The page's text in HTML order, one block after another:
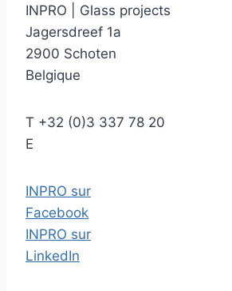
INPRO
Glass projects
Jagersdreef 1a
2900 Schoten
Belgique
T +32 (0)3 337 78 20
E
INPRO sur
Facebook
INPRO sur
LinkedIn